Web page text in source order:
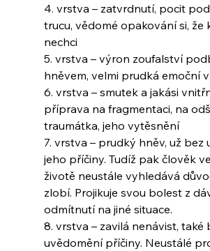
4. vrstva – zatvrdnutí, pocit
trucu, vědomé opakování si, že
nechci
5. vrstva – výron zoufalství
hněvem, velmi prudká emoční
6. vrstva – smutek a jakási
příprava na fragmentaci, na
traumátka, jeho vytěsnění
7. vrstva – prudký hněv, už bez
jeho příčiny. Tudíž pak člověk
životě neustále vyhledává
zlobí. Projikuje svou bolest z
odmítnutí na jiné situace.
8. vrstva – zavilá nenávist, také
uvědomění příčiny. Neustálé